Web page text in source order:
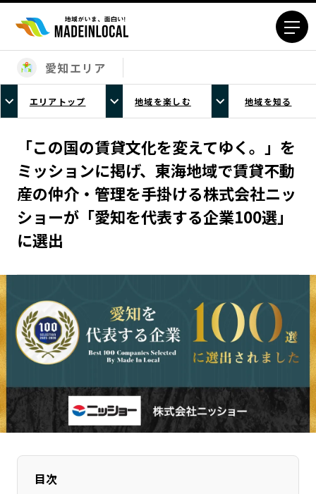
エリアから探す
北海道エリア
青森エリア
岩手エリア
宮城エリア
秋田エリア
山形エリア
福島エリア
茨城エリア
栃木エリア
群馬エリア
埼玉エリア
千葉エリア
東京23区エリア
福井エリア
山梨エリア
長野エリア
岐阜エリア
静岡エリア
愛知エリア
京都エリア
大阪市エリア
北摂エリア
堺・泉州エリア
鳥取エリア
愛知エリア
エリアトップ 地域を楽しむ 地域を知る
「この国の賃貸文化を変えてゆく。」を
ミッションに掲げ、東海地域で賃貸不動
産の仲介・管理を手掛ける株式会社ニッ
ショーが「愛知を代表する企業100選」
に選出
目次